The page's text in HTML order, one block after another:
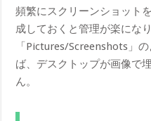
頻繁にスクリーンショット
成しておくと管理が楽にな
「Pictures/Screenshots」
ば、デスクトップが画像で
ん。